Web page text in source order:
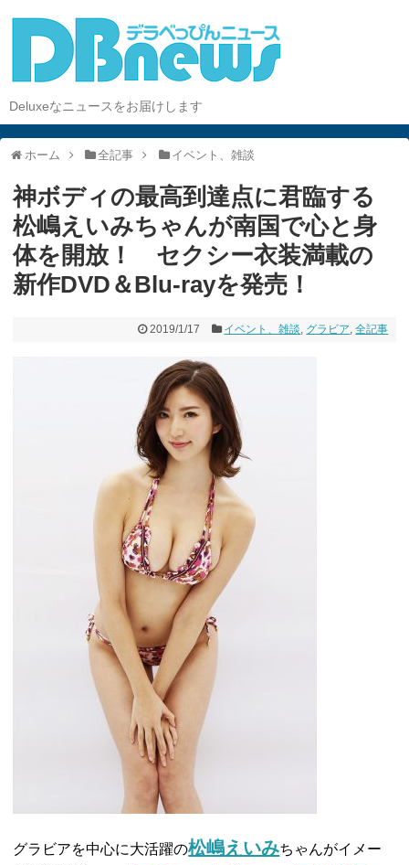
Deluxeなニュースをお届けします
ホーム 全記事 イベント、雑談
神ボディの最高到達点に君臨する
松嶋えいみちゃんが南国で心と身
体を開放！ セクシー衣装満載の
新作DVD＆Blu-rayを発売！
2019/1/17 イベント、雑談, グラビア,全記事
グラビアを中心に大活躍の松嶋えいみちゃんがイメー